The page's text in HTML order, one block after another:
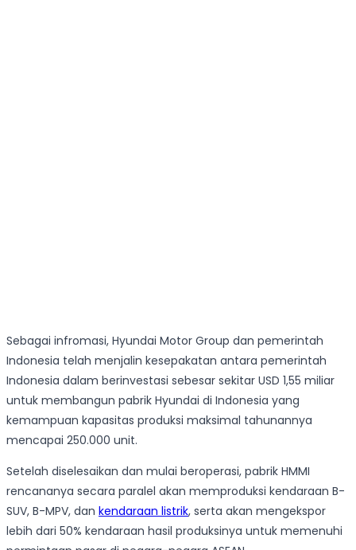
Sebagai infromasi, Hyundai Motor Group dan pemerintah
Indonesia telah menjalin kesepakatan antara pemerintah
Indonesia dalam berinvestasi sebesar sekitar USD 1,55 miliar
untuk membangun pabrik Hyundai di Indonesia yang
kemampuan kapasitas produksi maksimal tahunannya
mencapai 250.000 unit.
Setelah diselesaikan dan mulai beroperasi, pabrik HMMI
rencananya secara paralel akan memproduksi kendaraan B-
SUV, B-MPV, dan kendaraan listrik, serta akan mengekspor
lebih dari 50% kendaraan hasil produksinya untuk memenuhi